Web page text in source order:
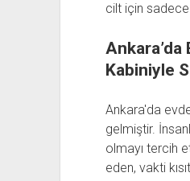
cilt için sadece
Kabiniyle
Ankara'da
gelmiştir.
olmayı tercih
eden, vakti